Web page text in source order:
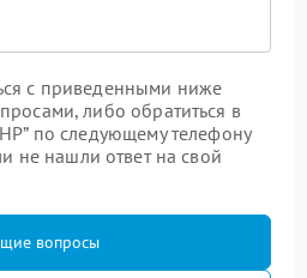
с приведенными ниже
либо обратиться в
по следующему телефону
не нашли ответ на свой
вопросы